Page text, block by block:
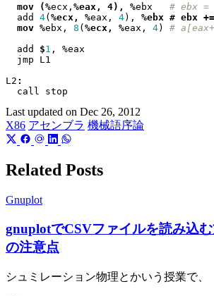
  mov (%
ecx , %eax, 4), %ebx
# ebx =
add
4(%ecx, %eax , 4),
  mov %
ebx , 8 (%ecx, %eax , 4)
#
add
$1 , %eax
jmp
L1
L2 :
call
stop
Last updated on Dec 26, 2012
X86 アセンブラ 機械語序論
Related Posts
Gnuplot
gnuplotでCSVファイルを読み込
の注意点
シュミレーション物理とかいう授業で、